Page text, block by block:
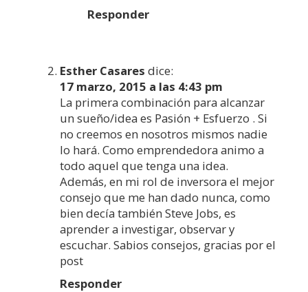
Responder
Esther Casares dice:
17 marzo, 2015 a las 4:43 pm
La primera combinación para alcanzar
un sueño/idea es Pasión + Esfuerzo . Si
no creemos en nosotros mismos nadie
lo hará. Como emprendedora animo a
todo aquel que tenga una idea.
Además, en mi rol de inversora el mejor
consejo que me han dado nunca, como
bien decía también Steve Jobs, es
aprender a investigar, observar y
escuchar. Sabios consejos, gracias por el
post
Responder